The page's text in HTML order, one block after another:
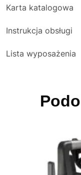
Karta katalogowa
Instrukcja obsługi
Lista wyposażenia